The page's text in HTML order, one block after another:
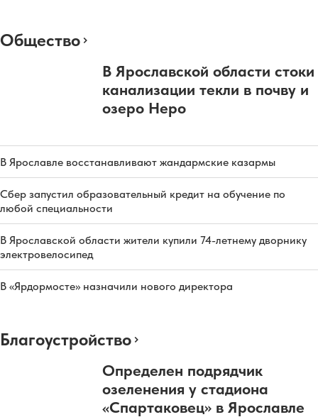
Общество
В Ярославской области стоки
канализации текли в почву и
озеро Неро
В Ярославле восстанавливают жандармские казармы
Сбер запустил образовательный кредит на обучение по
любой специальности
В Ярославской области жители купили 74-летнему дворнику
электровелосипед
В «Ярдормосте» назначили нового директора
Благоустройство
Определен подрядчик
озеленения у стадиона
«Спартаковец» в Ярославле